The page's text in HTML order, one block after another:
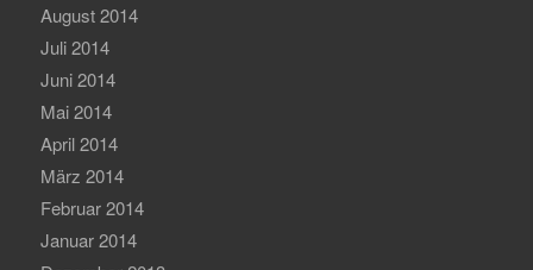
August 2014
Juli 2014
Juni 2014
Mai 2014
April 2014
März 2014
Februar 2014
Januar 2014